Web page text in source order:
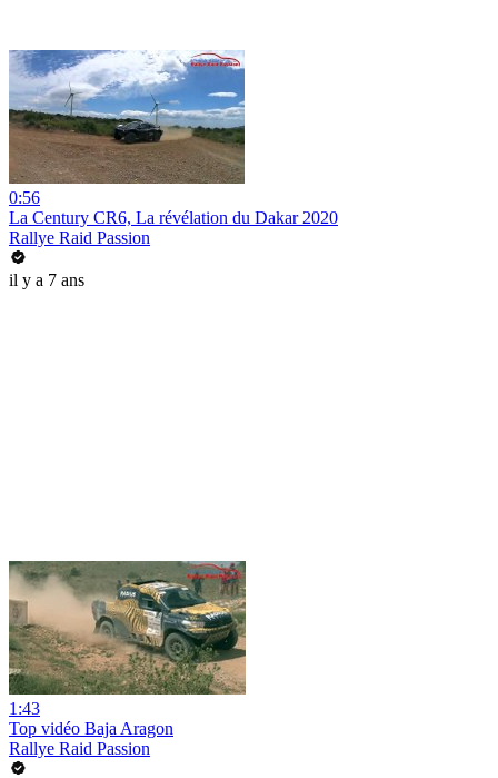
0:56
La Century CR6, La révélation du Dakar 2020
Rallye Raid Passion
il y a 7 ans
1:43
Top vidéo Baja Aragon
Rallye Raid Passion